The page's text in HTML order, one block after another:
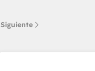
Siguiente